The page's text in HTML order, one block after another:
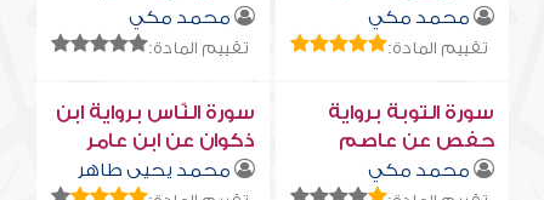
محمد مكي
تقييم المادة:
محمد مكي
تقييم المادة:
سورة التوبة برواية
حفص عن عاصم
محمد مكي
سورة النّاس برواية ابن
ذكوان عن ابن عامر
محمد يحيى طاهر